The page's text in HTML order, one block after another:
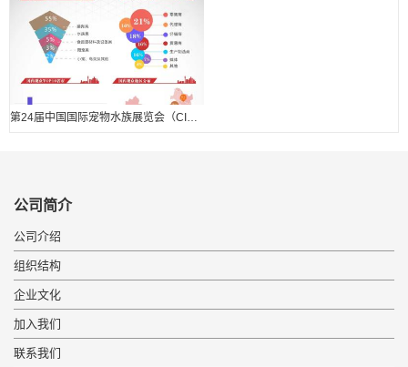
公司简介
公司介绍
组织结构
企业文化
加入我们
联系我们